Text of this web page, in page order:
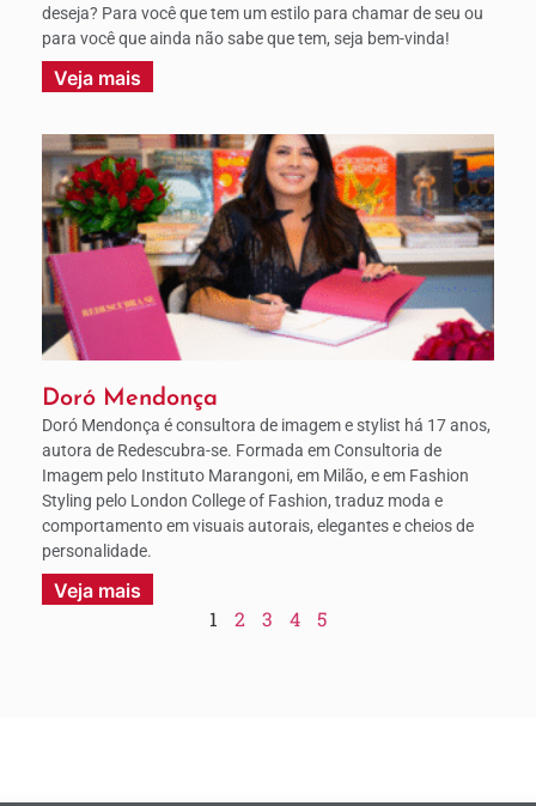
deseja? Para você que tem um estilo para chamar de seu ou
para você que ainda não sabe que tem, seja bem-vinda!
Veja mais
Doró Mendonça
Doró Mendonça é consultora de imagem e stylist há 17 anos,
autora de Redescubra-se. Formada em Consultoria de
Imagem pelo Instituto Marangoni, em Milão, e em Fashion
Styling pelo London College of Fashion, traduz moda e
comportamento em visuais autorais, elegantes e cheios de
personalidade.
Veja mais
1 2 3 4 5